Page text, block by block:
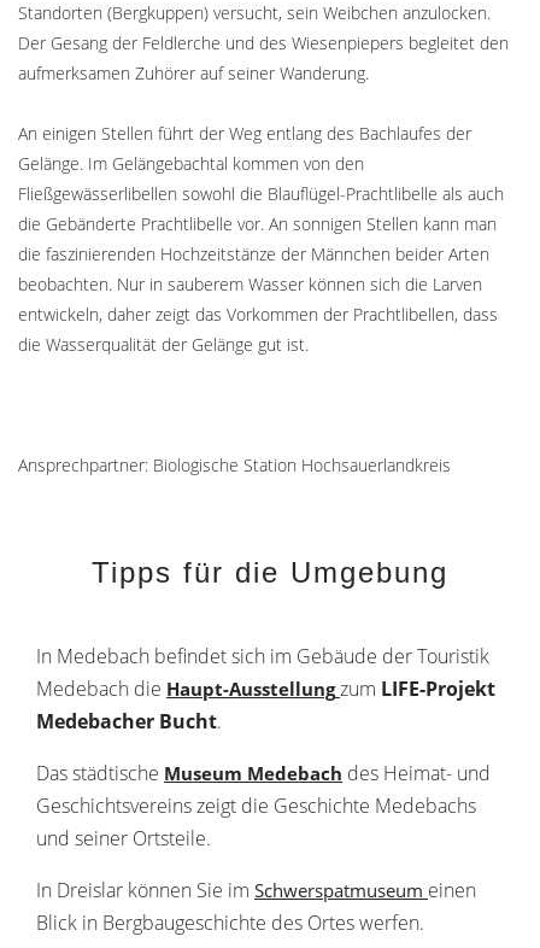
Standorten (Bergkuppen) versucht, sein Weibchen anzulocken.
Der Gesang der Feldlerche und des Wiesenpiepers begleitet den
aufmerksamen Zuhörer auf seiner Wanderung.
An einigen Stellen führt der Weg entlang des Bachlaufes der
Gelänge. Im Gelängebachtal kommen von den
Fließgewässerlibellen sowohl die Blauflügel-Prachtlibelle als auch
die Gebänderte Prachtlibelle vor. An sonnigen Stellen kann man
die faszinierenden Hochzeitstänze der Männchen beider Arten
beobachten. Nur in sauberem Wasser können sich die Larven
entwickeln, daher zeigt das Vorkommen der Prachtlibellen, dass
die Wasserqualität der Gelänge gut ist.
Ansprechpartner: Biologische Station Hochsauerlandkreis
Tipps für die Umgebung
In Medebach befindet sich im Gebäude der Touristik
Medebach die Haupt-Ausstellung zum LIFE-Projekt
Medebacher Bucht.
Das städtische Museum Medebach des Heimat- und
Geschichtsvereins zeigt die Geschichte Medebachs
und seiner Ortsteile.
In Dreislar können Sie im Schwerspatmuseum einen
Blick in Bergbaugeschichte des Ortes werfen.